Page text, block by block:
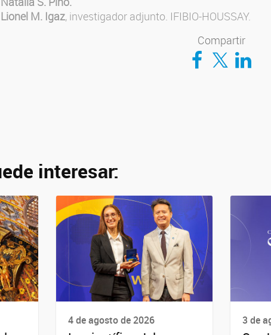
Lionel M. Igaz, investigador adjunto. IFIBIO-HOUSSAY.
Compartir
Compartir en Facebook
Compartir en Twitter
Compartir
interesar:
4 de agosto de 2026 3 de